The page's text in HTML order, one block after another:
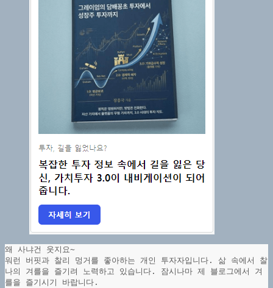
지
우
게
보
내
드
왜 사냐건 웃지요~
워런 버핏과 찰리 멍거를 좋아하는 개인 투자자입니다. 삶 속에서 찰
나의 겨를을 즐기려 노력하고 있습니다. 잠시나마 제 블로그에서 겨
를을 즐기시기 바랍니다.